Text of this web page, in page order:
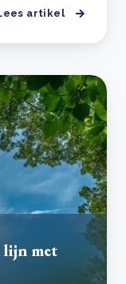
artikel
lijn met